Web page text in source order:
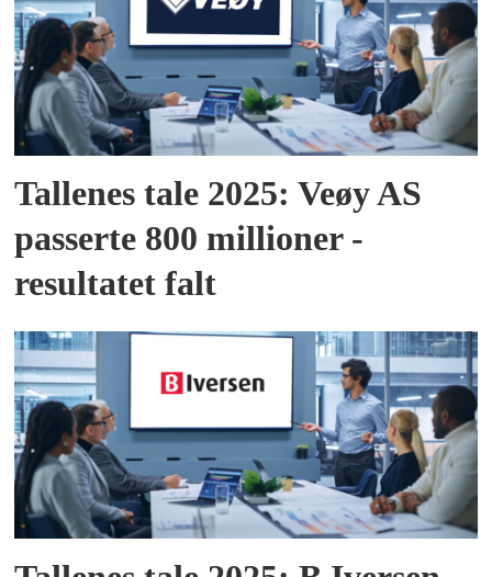
Tallenes tale 2025: Veøy AS
passerte 800 millioner -
resultatet falt